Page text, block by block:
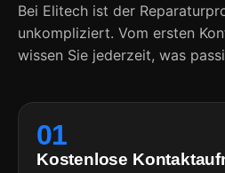
Bei Elitech ist der
unkompliziert. Vom ersten
wissen Sie jederzeit, was
01
Kostenlose